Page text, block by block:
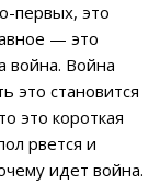
первых, это
— это
война. Война
это становится
это короткая
рвется и
идет война.